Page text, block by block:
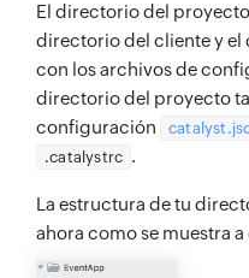
El directorio del
directorio del cliente y
con los archivos de
directorio del proyecto
configuración
.catalystrc .
La estructura de tu
ahora como se muestra